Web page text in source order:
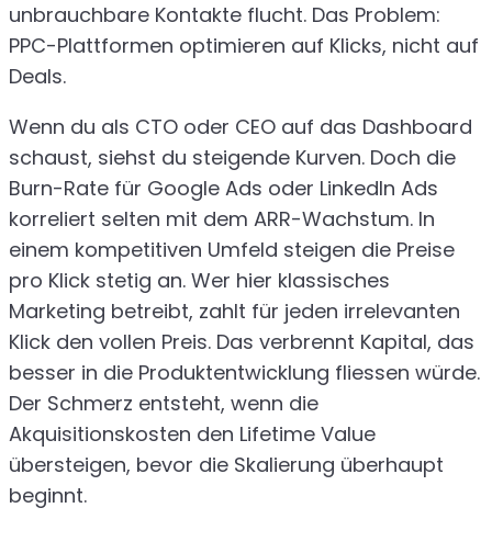
unbrauchbare Kontakte flucht. Das Problem:
PPC-Plattformen optimieren auf Klicks, nicht auf
Deals.
Wenn du als CTO oder CEO auf das Dashboard
schaust, siehst du steigende Kurven. Doch die
Burn-Rate für Google Ads oder LinkedIn Ads
korreliert selten mit dem ARR-Wachstum. In
einem kompetitiven Umfeld steigen die Preise
pro Klick stetig an. Wer hier klassisches
Marketing betreibt, zahlt für jeden irrelevanten
Klick den vollen Preis. Das verbrennt Kapital, das
besser in die Produktentwicklung fliessen würde.
Der Schmerz entsteht, wenn die
Akquisitionskosten den Lifetime Value
übersteigen, bevor die Skalierung überhaupt
beginnt.